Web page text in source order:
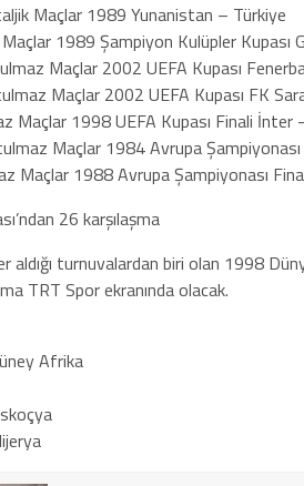
Maçlar 1989 Yunanistan – Türkiye
Maçlar 1989 Şampiyon Kulüpler
Maçlar 2002 UEFA Kupası
Maçlar 2002 UEFA Kupası FK
Maçlar 1998 UEFA Kupası Finali İnter
Maçlar 1984 Avrupa
Maçlar 1988 Avrupa Şampiyonası
26 karşılaşma
aldığı turnuvalardan biri olan 1998
TRT Spor ekranında olacak.
Afrika